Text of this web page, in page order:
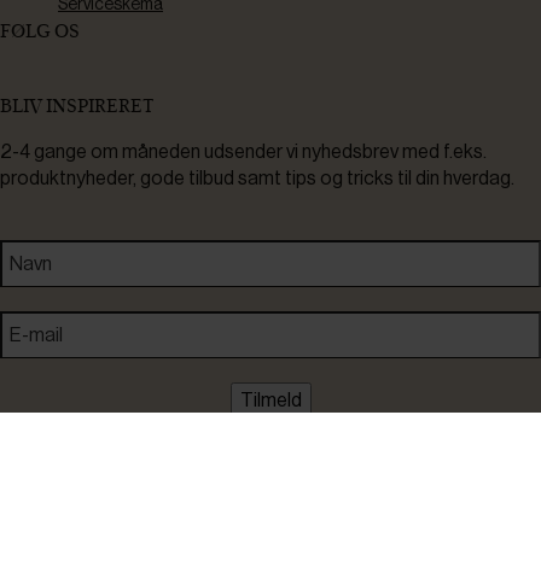
Serviceskema
FØLG OS
BLIV INSPIRERET
2-4 gange om måneden udsender vi nyhedsbrev med f.eks.
produktnyheder, gode tilbud samt tips og tricks til din hverdag.
Tilmeld